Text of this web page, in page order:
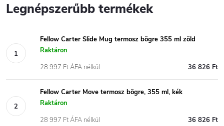
Legnépszerűbb termékek
Fellow Carter Slide Mug termosz bögre 355 ml zöld
Raktáron
36 826 Ft
28 997 Ft ÁFA nélkül
Fellow Carter Move termosz bögre, 355 ml, kék
Raktáron
36 826 Ft
28 997 Ft ÁFA nélkül